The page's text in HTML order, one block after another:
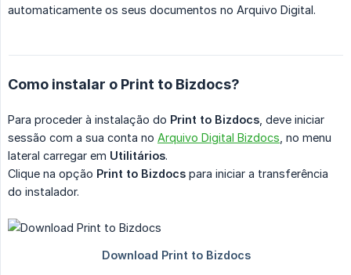
automaticamente os seus documentos no Arquivo Digital.
Como instalar o Print to Bizdocs?
Para proceder à instalação do Print to Bizdocs , deve iniciar
sessão com a sua conta no Arquivo Digital Bizdocs , no menu
lateral carregar em Utilitários.
Clique na opção Print to Bizdocs para iniciar a transferência
do instalador.